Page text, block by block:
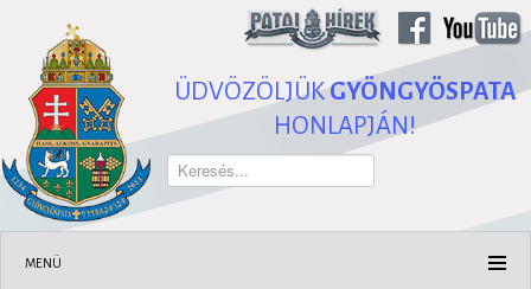
ÜDVÖZÖLJÜKGYÖNGYÖSPATA
HONLAPJÁN!
Keresés...
MENÜ